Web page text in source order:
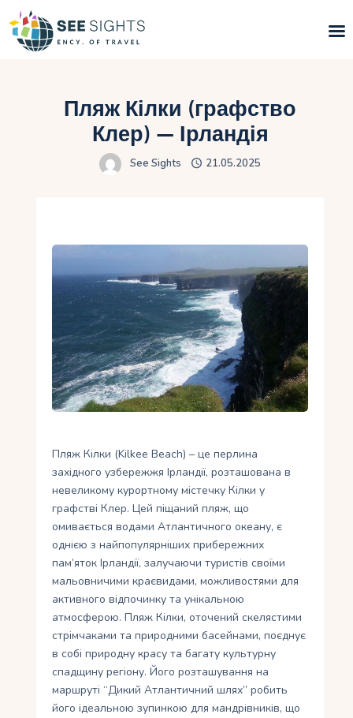
Гарячі тури
Типи Турів
Інфо
Блог
Контакти
Укр
Пляж Кілки (графство
Клер) — Ірландія
See Sights 21.05.2025
Пляж Кілки (Kilkee Beach) – це перлина
західного узбережжя Ірландії, розташована в
невеликому курортному містечку Кілки у
графстві Клер. Цей піщаний пляж, що
омивається водами Атлантичного океану, є
однією з найпопулярніших прибережних
пам’яток Ірландії, залучаючи туристів своїми
мальовничими краєвидами, можливостями для
активного відпочинку та унікальною
атмосферою. Пляж Кілки, оточений скелястими
стрімчаками та природними басейнами, поєднує
в собі природну красу та багату культурну
спадщину регіону. Його розташування на
маршруті “Дикий Атлантичний шлях” робить
його ідеальною зупинкою для мандрівників, що